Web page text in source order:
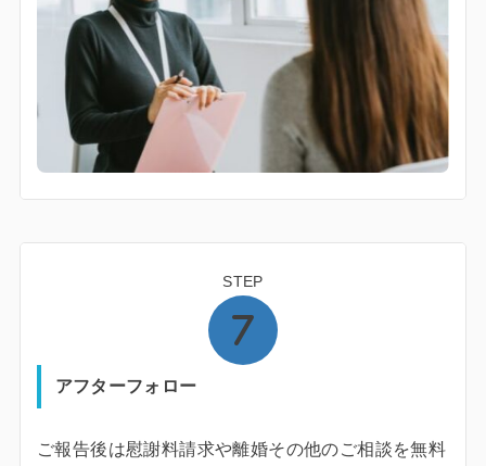
STEP
アフターフォロー
ご報告後は慰謝料請求や離婚その他のご相談を無料